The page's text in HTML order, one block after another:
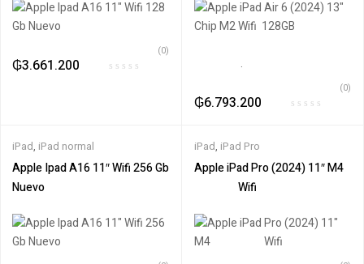
₲3.661.200
(0)
‎ ‎ ‎ ‎ ‎ ‎ ‎ ‎ ‎ ‎ ‎ ‎ ‎ ‎ ‎ ‎ ‎ ‎ ‎ .
₲6.793.200
(0)
iPad, iPad normal
Apple Ipad A16 11″ Wifi 256 Gb
Nuevo
iPad, iPad Pro
Apple iPad Pro (2024) 11″ M4‎ ‎ ‎ ‎
‎ ‎‎ ‎ ‎ ‎ ‎ ‎ ‎ ‎ ‎ ‎ ‎ ‎ ‎ ‎ ‎ ‎ ‎ ‎Wifi